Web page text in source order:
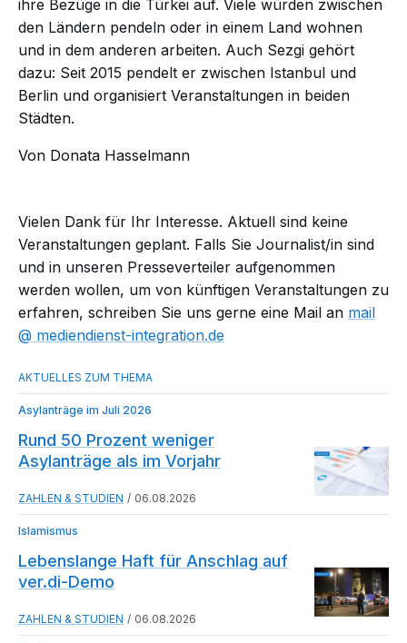
ihre Bezüge in die Türkei auf. Viele würden zwischen
den Ländern pendeln oder in einem Land wohnen
und in dem anderen arbeiten. Auch Sezgi gehört
dazu: Seit 2015 pendelt er zwischen Istanbul und
Berlin und organisiert Veranstaltungen in beiden
Städten.
Von Donata Hasselmann
Vielen Dank für Ihr Interesse. Aktuell sind keine
Veranstaltungen geplant. Falls Sie Journalist/in sind
und in unseren Presseverteiler aufgenommen
werden wollen, um von künftigen Veranstaltungen zu
erfahren, schreiben Sie uns gerne eine Mail an mail​
mediendienst-integration.de
Asylanträge im Juli 2026
Rund 50 Prozent weniger
Asylanträge als im Vorjahr
ZAHLEN & STUDIEN 06.08.2026
Islamismus
Lebenslange Haft für Anschlag auf
ver.di-Demo
ZAHLEN & STUDIEN 06.08.2026